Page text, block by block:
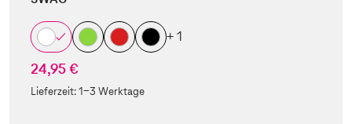
+ 1
24,95 €
Lieferzeit:1-3 Werktage